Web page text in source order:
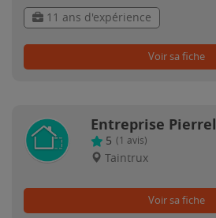
11 ans d'expérience
Voir sa fiche
Entreprise Pierrel
5 (1 avis)
Taintrux
Voir sa fiche